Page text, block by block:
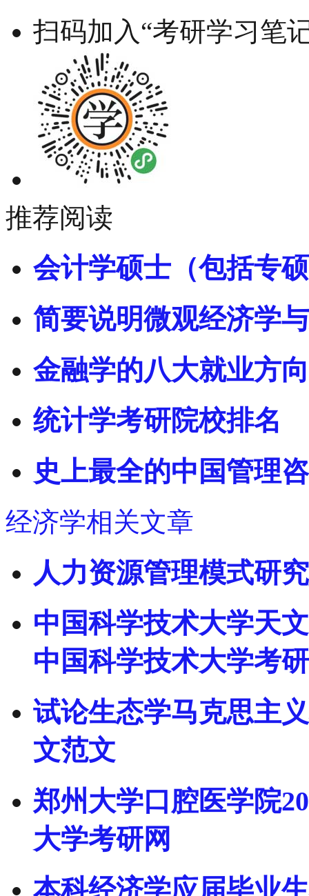
扫码加入“考研学习笔
推荐阅读
会计学硕士（包括专
简要说明微观经济学
金融学的八大就业方
统计学考研院校排名
史上最全的中国管理
经济学相关文章
人力资源管理模式研
中国科学技术大学天
中国科学技术大学考
试论生态学马克思主
文范文
郑州大学口腔医学院
大学考研网
本科经济学应届毕业